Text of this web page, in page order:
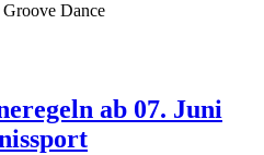
Dance
ab 07. Juni